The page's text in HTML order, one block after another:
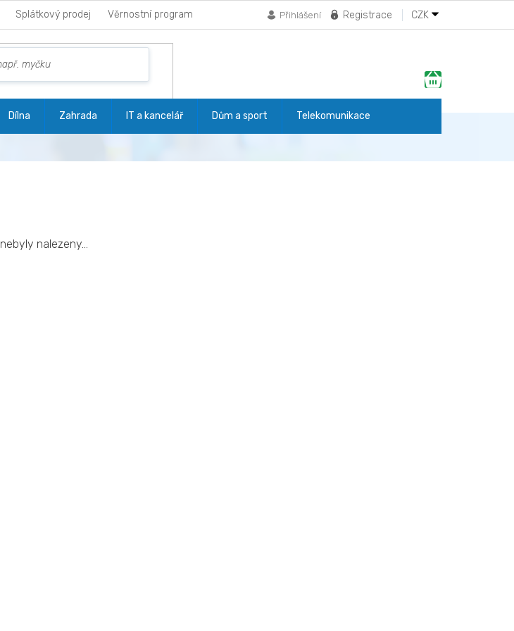
Splátkový prodej Věrnostní program CZK
Registrace
Přihlášení
Nákupní
košík
Dílna Zahrada IT a kancelář Dům a sport Telekomunikace
nebyly nalezeny...